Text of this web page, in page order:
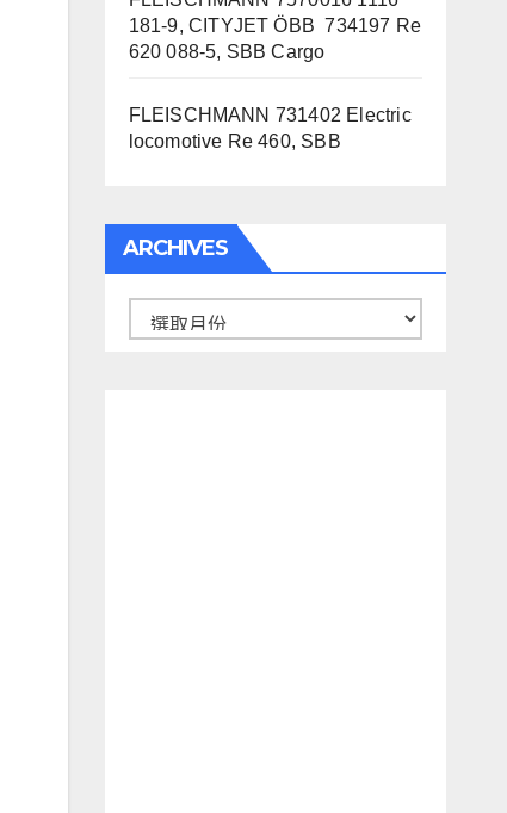
181-9, CITYJET ÖBB 734197 Re
620 088-5, SBB Cargo
FLEISCHMANN 731402 Electric
locomotive Re 460, SBB
ARCHIVES
Archives